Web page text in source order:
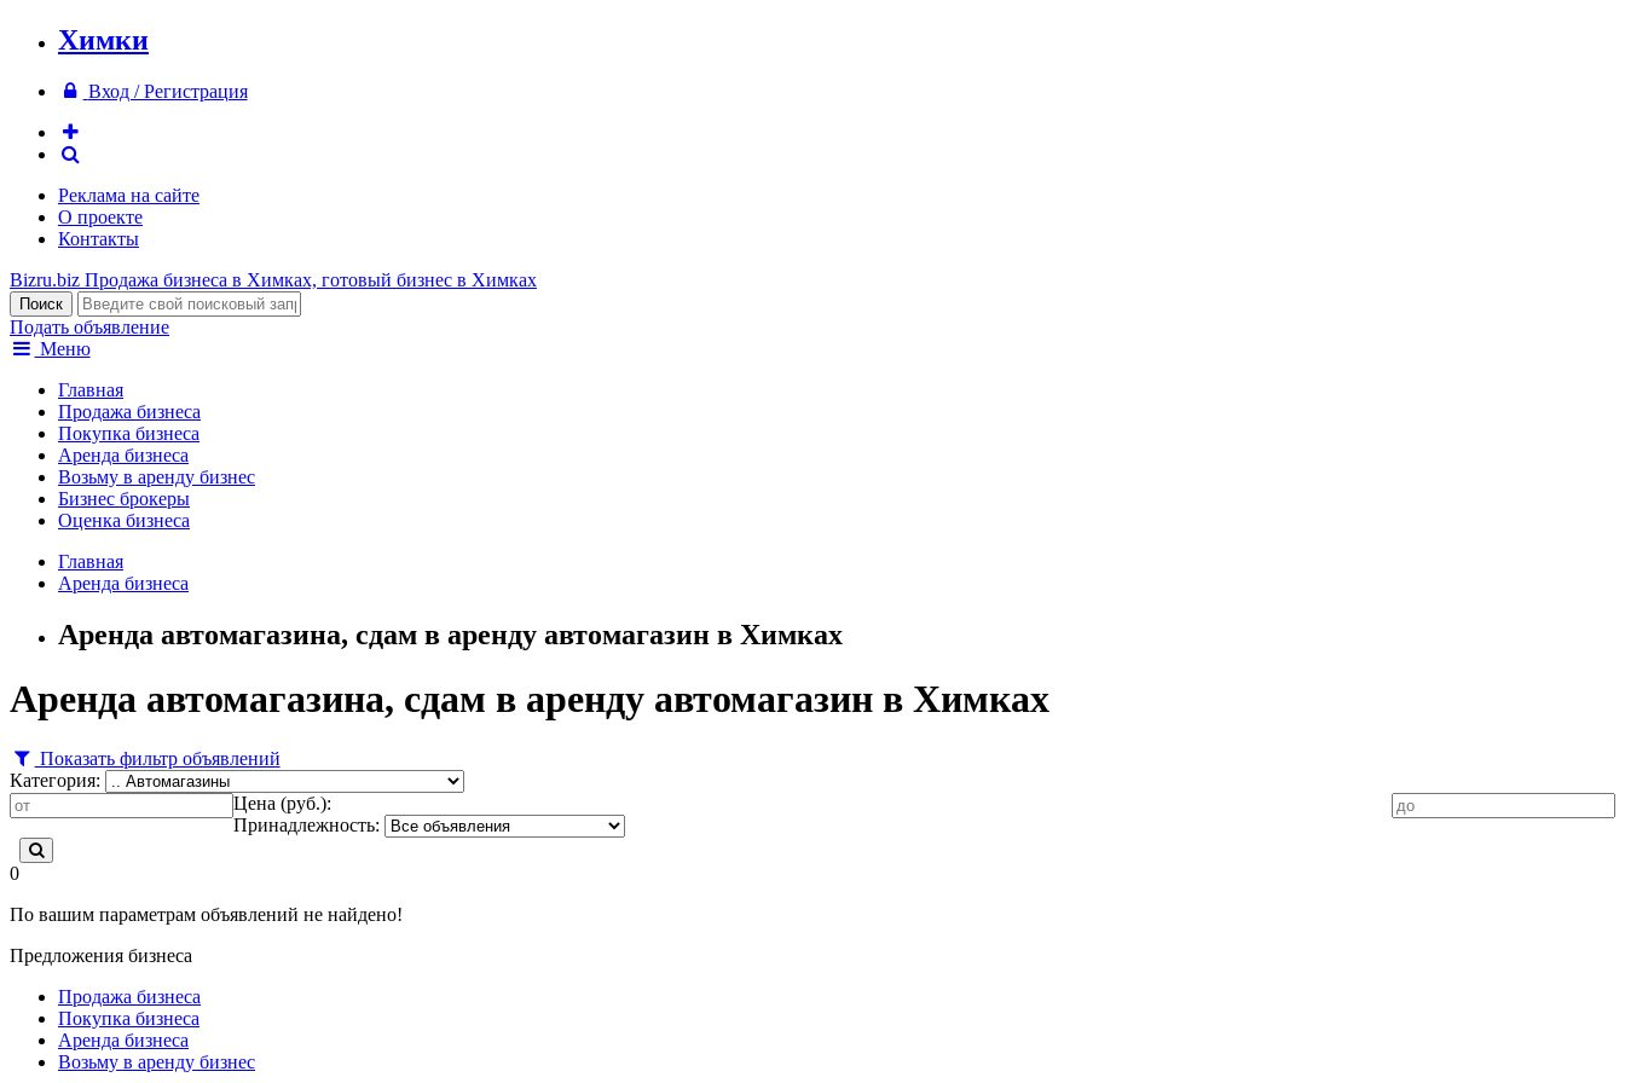
Химки
Вход / Регистрация
Реклама на сайте
О проекте
Контакты
Bizru.biz Продажа бизнеса в Химках, готовый бизнес в Химках
Подать объявление
Меню
Главная
Продажа бизнеса
Покупка бизнеса
Аренда бизнеса
Возьму в аренду бизнес
Бизнес брокеры
Оценка бизнеса
Главная
Аренда бизнеса
Аренда автомагазина, сдам в аренду автомагазин в Химках
Аренда автомагазина, сдам в аренду автомагазин в Химках
Показать фильтр объявлений
Категория:
Цена (руб.):
Принадлежность:
0
По вашим параметрам объявлений не найдено!
Предложения бизнеса
Продажа бизнеса
Покупка бизнеса
Аренда бизнеса
Возьму в аренду бизнес